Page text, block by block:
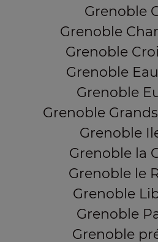
Grenoble
Grenoble
Grenoble
Grenoble
Grenoble
Grenoble
Grenoble
Grenoble la
Grenoble le
Grenoble
Grenoble
Grenoble